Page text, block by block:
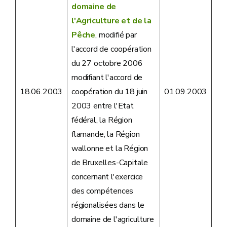
18.06.2003
domaine de
l'Agriculture et de la
Pêche, modifié par
l'accord de coopération
du 27 octobre 2006
modifiant l'accord de
coopération du 18 juin
2003 entre l'Etat
fédéral, la Région
flamande, la Région
wallonne et la Région
de Bruxelles-Capitale
concernant l'exercice
des compétences
régionalisées dans le
domaine de l'agriculture
01.09.2003